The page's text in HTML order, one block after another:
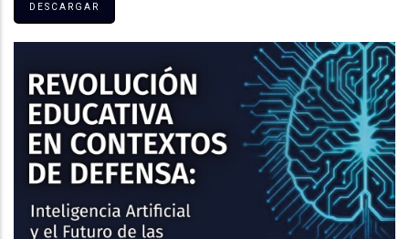
DESCARGAR